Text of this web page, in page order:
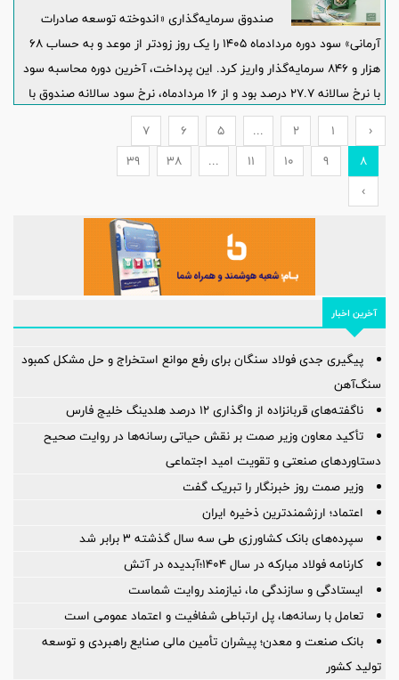
صندوق سرمایه‌گذاری «اندوخته توسعه صادرات
آرمانی» سود دوره مردادماه ۱۴۰۵ را یک روز زودتر از موعد و به حساب ۶۸
هزار و ۸۴۶ سرمایه‌گذار واریز کرد. این پرداخت، آخرین دوره محاسبه سود
با نرخ سالانه ۲۷.۷ درصد بود و از ۱۶ مردادماه، نرخ سود سالانه صندوق با
۱.۴ واحد درصد افزایش به ۲۹.۱ درصد رسید.
‹
1
2
...
5
6
7
8
9
10
11
...
38
39
›
آخرین اخبار
پیگیری جدی فولاد سنگان برای رفع موانع استخراج و حل مشکل کمبود
سنگ‌آهن
ناگفته‌های قربانزاده از واگذاری ۱۲ درصد هلدینگ خلیج فارس
تأکید معاون وزیر صمت بر نقش حیاتی رسانه‌ها در روایت صحیح
دستاوردهای صنعتی و تقویت امید اجتماعی
وزیر صمت روز خبرنگار را تبریک گفت
اعتماد؛ ارزشمندترین ذخیره ایران
سپرده‌های بانک کشاورزی طی سه سال گذشته ۳ برابر شد
کارنامه فولاد مبارکه در سال ۱۴۰۴؛آبدیده در آتش
ایستادگی و سازندگی ما، نیازمند روایت شماست
تعامل با رسانه‌ها، پل ارتباطی شفافیت و اعتماد عمومی است
بانک صنعت و معدن؛ پیشران تأمین مالی صنایع راهبردی و توسعه
تولید کشور